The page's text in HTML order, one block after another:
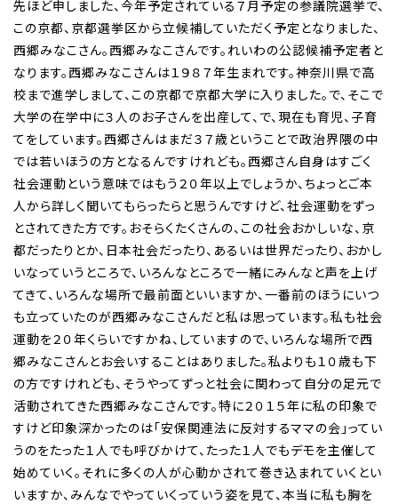
先ほど申しました、今年予定されている７月予定の参議院選挙で、
この京都、京都選挙区から立候補していただく予定となりました、
西郷みなこさん。西郷みなこさんです。れいわの公認候補予定者と
なります。西郷みなこさんは１９８７年生まれです。神奈川県で高
校まで進学しまして、この京都で京都大学に入りました。で、そこで
大学の在学中に３人のお子さんを出産して、で、現在も育児、子育
てをしています。西郷さんはまだ３７歳ということで政治界隈の中
では若いほうの方となるんですけれども。西郷さん自身はすごく
社会運動という意味ではもう２０年以上でしょうか、ちょっとご本
人から詳しく聞いてもらったらと思うんですけど、社会運動をずっ
とされてきた方です。おそらくたくさんの、この社会おかしいな、京
都だったりとか、日本社会だったり、あるいは世界だったり、おかし
いなっていうところで、いろんなところで一緒にみんなと声を上げ
てきて、いろんな場所で最前面といいますか、一番前のほうにいつ
も立っていたのが西郷みなこさんだと私は思っています。私も社会
運動を２０年くらいですかね、していますので、いろんな場所で西
郷みなこさんとお会いすることはありました。私よりも１０歳も下
の方ですけれども、そうやってずっと社会に関わって自分の足元で
活動されてきた西郷みなこさんです。特に２０１５年に私の印象で
すけど印象深かったのは「安保関連法に反対するママの会」ってい
うのをたった１人でも呼びかけて、たった１人でもデモを主催して
始めていく。それに多くの人が心動かされて巻き込まれていくとい
いますか、みんなでやっていくっていう姿を見て、本当に私も胸を